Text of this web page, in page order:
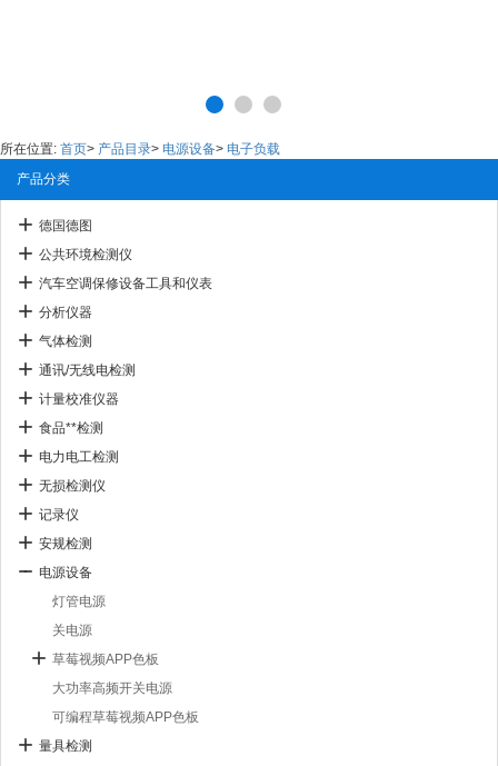
所在位置: 首页> 产品目录> 电源设备> 电子负载
产品分类
德国德图
公共环境检测仪
汽车空调保修设备工具和仪表
分析仪器
气体检测
通讯/无线电检测
计量校准仪器
食品**检测
电力电工检测
无损检测仪
记录仪
安规检测
电源设备
灯管电源
关电源
草莓视频APP色板
大功率高频开关电源
可编程草莓视频APP色板
量具检测